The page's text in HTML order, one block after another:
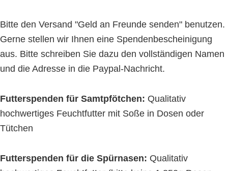
Bitte den Versand "Geld an Freunde senden" benutzen.
Gerne stellen wir Ihnen eine Spendenbescheinigung
aus. Bitte schreiben Sie dazu den vollständigen Namen
und die Adresse in die Paypal-Nachricht.
Futterspenden für Samtpfötchen: Qualitativ
hochwertiges Feuchtfutter mit Soße in Dosen oder
Tütchen
Futterspenden für die Spürnasen: Qualitativ